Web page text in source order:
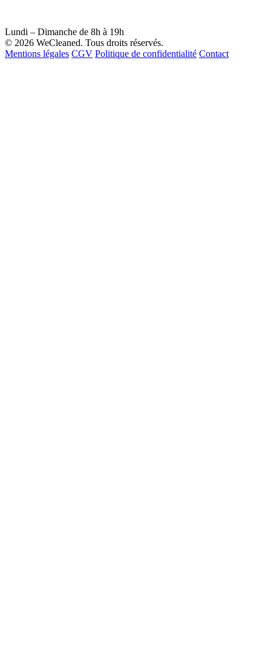
Lundi – Dimanche de 8h à 19h
© 2026 WeCleaned. Tous droits réservés.
Mentions légales CGV Politique de confidentialité Contact